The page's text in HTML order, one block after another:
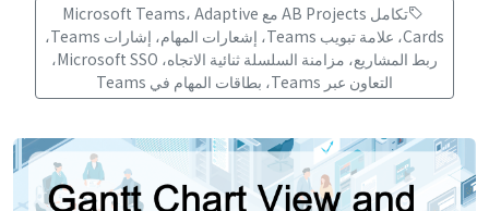
تكامل AB Projects مع Microsoft Teams، Adaptive
Cards، علامة تبويب Teams، إشعارات المهام، إشارات Teams،
ربط المشاريع، مزامنة السلسلة ثنائية الاتجاه، Microsoft SSO،
التعاون عبر Teams، بطاقات المهام في Teams